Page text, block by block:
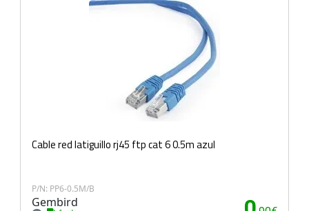
Cable red latiguillo rj45 ftp cat 6 0.5m azul
P/N: PP6-0.5M/B
Gembird